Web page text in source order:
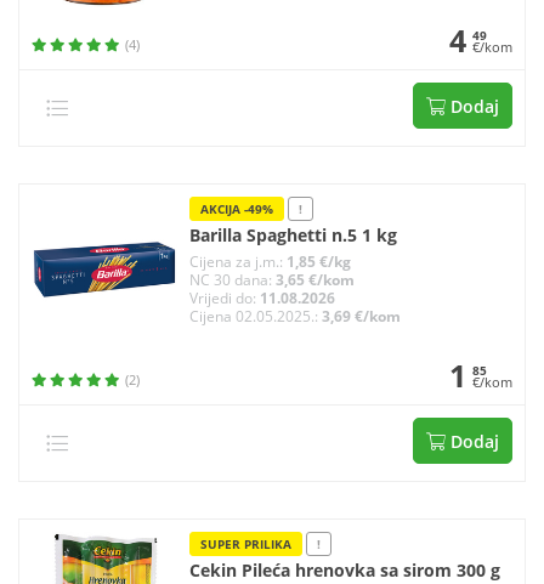
(4) 4 49
€/kom
Dodaj
AKCIJA -49% !
Barilla Spaghetti n.5 1 kg
Cijena za j.m.: 1,85 €/kg
NC 30 dana: 3,65 €/kom
Vrijedi do: 11.08.2026
Cijena 02.05.2025.: 3,69 €/kom
(2) 1 85
€/kom
Dodaj
SUPER PRILIKA !
Cekin Pileća hrenovka sa sirom 300 g